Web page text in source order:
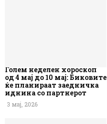
Голем неделен хороскоп
од 4 мај до 10 мај: Биковите
ќе планираат заедничка
иднина со партнерот
3 мај, 2026